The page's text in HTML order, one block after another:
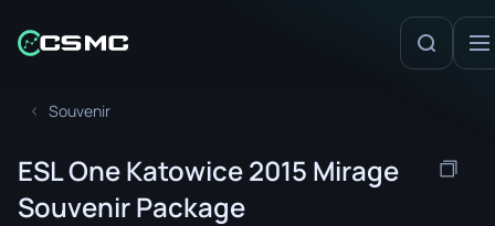
Souvenir
ESL One Katowice 2015 Mirage
Souvenir Package